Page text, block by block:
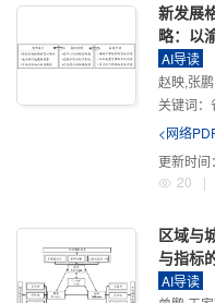
新发展
略：以
AI导读
赵映,张鹏
关键词：
<网络
更新时间：
20
|
区域与
与指标
AI导读